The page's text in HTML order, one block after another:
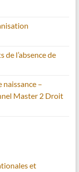
de l’absence de
naissance –
Master 2 Droit
et